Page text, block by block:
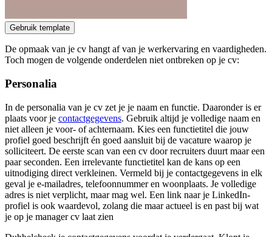
Gebruik template
De opmaak van je cv hangt af van je werkervaring en vaardigheden.
Toch mogen de volgende onderdelen niet ontbreken op je cv:
Personalia
In de personalia van je cv zet je je naam en functie. Daaronder is er
plaats voor je contactgegevens. Gebruik altijd je volledige naam en
niet alleen je voor- of achternaam. Kies een functietitel die jouw
profiel goed beschrijft én goed aansluit bij de vacature waarop je
solliciteert. De eerste scan van een cv door recruiters duurt maar een
paar seconden. Een irrelevante functietitel kan de kans op een
uitnodiging direct verkleinen. Vermeld bij je contactgegevens in elk
geval je e-mailadres, telefoonnummer en woonplaats. Je volledige
adres is niet verplicht, maar mag wel. Een link naar je LinkedIn-
profiel is ook waardevol, zolang die maar actueel is en past bij wat
je op je manager cv laat zien